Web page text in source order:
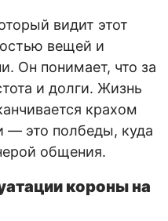
видит этот
вещей и
Он понимает, что за
и долги. Жизнь
крахом
это полбеды, куда
общения.
короны на